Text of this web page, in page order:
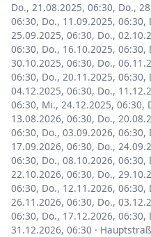
Do., 21.08.2025, 06:30, Do.,
06:30, Do., 11.09.2025, 06:30,
25.09.2025, 06:30, Do.,
06:30, Do., 16.10.2025, 06:30,
30.10.2025, 06:30, Do.,
06:30, Do., 20.11.2025, 06:30,
04.12.2025, 06:30, Do.,
06:30, Mi., 24.12.2025, 06:30,
13.08.2026, 06:30, Do.,
06:30, Do., 03.09.2026, 06:30,
17.09.2026, 06:30, Do.,
06:30, Do., 08.10.2026, 06:30,
22.10.2026, 06:30, Do.,
06:30, Do., 12.11.2026, 06:30,
26.11.2026, 06:30, Do.,
06:30, Do., 17.12.2026, 06:30,
31.12.2026, 06:30 ·